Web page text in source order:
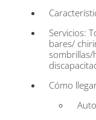
Servicios:
bares/
sombrillas/
Cómo